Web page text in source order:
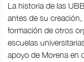
La historia de las
antes de su
formación de otros
escuelas
apoyo de Morena en